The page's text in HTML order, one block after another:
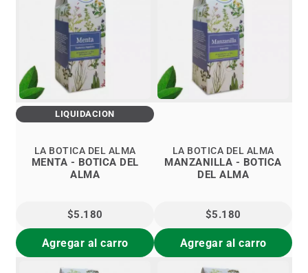
LIQUIDACIÓN
MENTA - BOTICA DEL
ALMA
LA BOTICA DEL ALMA
$5.180
Agregar al carro
MANZANILLA - BOTICA
DEL ALMA
LA BOTICA DEL ALMA
$5.180
Agregar al carro